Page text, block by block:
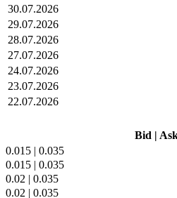
30.07.2026
29.07.2026
28.07.2026
27.07.2026
24.07.2026
23.07.2026
22.07.2026
Bid |
0.015 | 0.035
0.015 | 0.035
0.02 | 0.035
0.02 | 0.035